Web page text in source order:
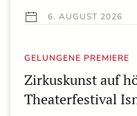
6. AUGUST 2026
GELUNGENE PREMIERE
Zirkuskunst auf
Theaterfestival